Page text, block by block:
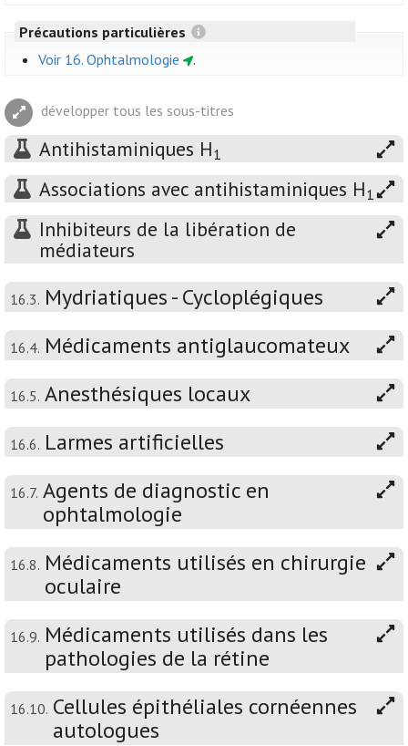
Précautions particulières
Voir 16. Ophtalmologie
.
développer tous les sous-titres
Antihistaminiques H1
Associations avec antihistaminiques H1
Inhibiteurs de la libération de
médiateurs
16.3. Mydriatiques - Cycloplégiques
16.4. Médicaments antiglaucomateux
16.5. Anesthésiques locaux
16.6. Larmes artificielles
16.7. Agents de diagnostic en
ophtalmologie
16.8. Médicaments utilisés en chirurgie
oculaire
16.9. Médicaments utilisés dans les
pathologies de la rétine
16.10. Cellules épithéliales cornéennes
autologues